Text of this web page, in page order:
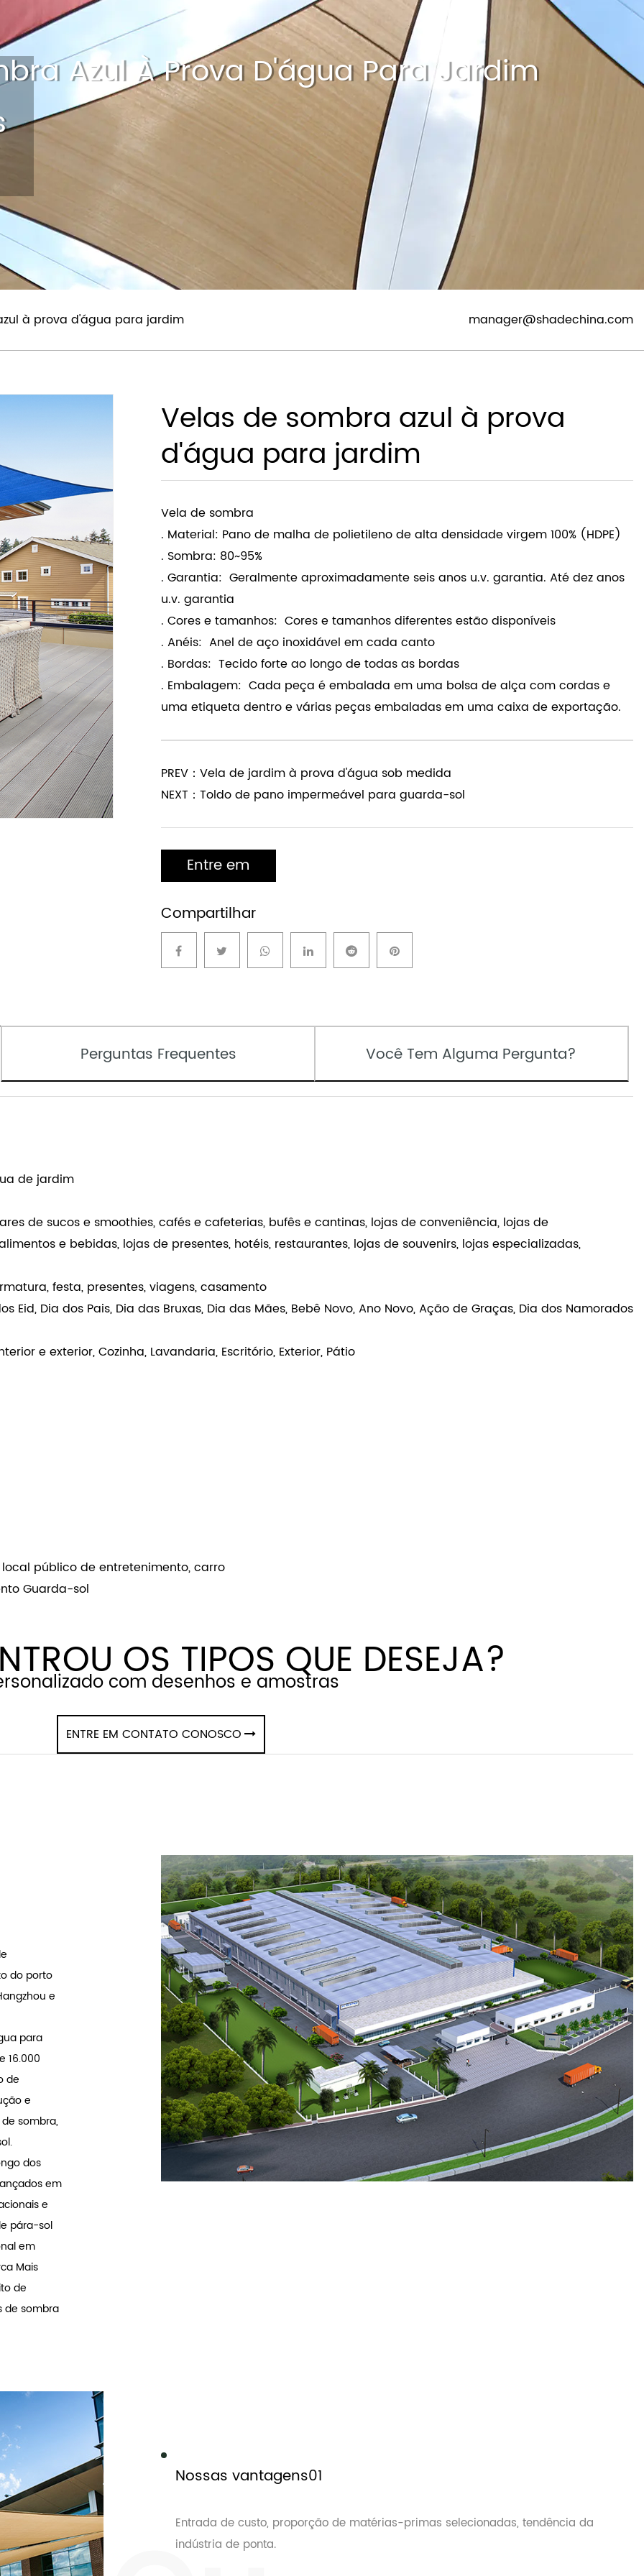
CASA CERCA DE PRODUTOS NOTÍCIA CONTATO LINGUAGEM
Azul À Prova D'água Para Jardim
Velas de sombra azul à prova
d'água para jardim
Vela de sombra
. Material: Pano de malha de polietileno de alta densidade virgem 100% (HDPE)
. Sombra: 80~95%
. Garantia: Geralmente aproximadamente seis anos u.v. garantia. Até dez anos
u.v. garantia
. Cores e tamanhos: Cores e tamanhos diferentes estão disponíveis
. Anéis: Anel de aço inoxidável em cada canto
uma etiqueta dentro e várias peças embaladas em uma caixa de exportação.
NEXT：Toldo de pano impermeável para guarda-sol
Entre em
contato
Compartilhar
de jardim
de sucos e smoothies, cafés e cafeterias, bufês e cantinas, lojas de conveniência, lojas de
e bebidas, lojas de presentes, hotéis, restaurantes, lojas de souvenirs, lojas especializadas,
festa, presentes, viagens, casamento
Eid, Dia dos Pais, Dia das Bruxas, Dia das Mães, Bebê Novo, Ano Novo, Ação de Graças, Dia dos Namorados
e exterior, Cozinha, Lavandaria, Escritório, Exterior, Pátio
público de entretenimento, carro
Guarda-sol
OS TIPOS QUE DESEJA?
com desenhos e amostras
do porto
e
para
16.000
e
sombra,
dos
em
e
pára-sol
em
Mais
Nossas vantagens01